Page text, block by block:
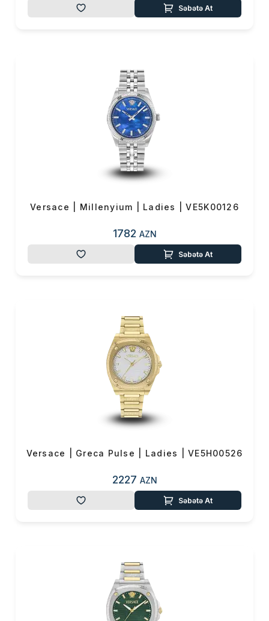
Səbətə At
Versace | Millenyium | Ladies | VE5K00126
1782 AZN
Səbətə At
Versace | Greca Pulse | Ladies | VE5H00526
2227 AZN
Səbətə At